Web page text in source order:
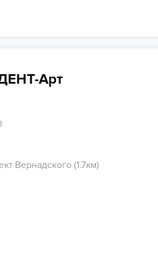
Арт
Вернадского (1.7км)